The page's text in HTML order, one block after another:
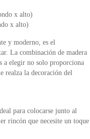
x alto)
x alto)
y moderno, es el
La combinación de madera
a elegir no solo proporciona
realza la decoración del
para colocarse junto al
rincón que necesite un toque